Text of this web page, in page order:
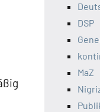
DSP
MaZ